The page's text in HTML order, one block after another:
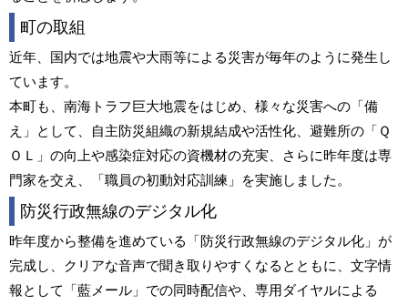
町の取組
近年、国内では地震や大雨等による災害が毎年のように発生し
ています。
本町も、南海トラフ巨大地震をはじめ、様々な災害への「備
え」として、自主防災組織の新規結成や活性化、避難所の「Ｑ
ＯＬ」の向上や感染症対応の資機材の充実、さらに昨年度は専
門家を交え、「職員の初動対応訓練」を実施しました。
防災行政無線のデジタル化
昨年度から整備を進めている「防災行政無線のデジタル化」が
完成し、クリアな音声で聞き取りやすくなるとともに、文字情
報として「藍メール」での同時配信や、専用ダイヤルによる